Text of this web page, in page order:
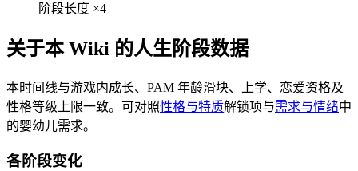
阶段长度 ×4
关于本 Wiki 的人生阶段数据
本时间线与游戏内成长、PAM 年龄滑块、上学、恋爱资格及
性格等级上限一致。可对照性格与特质解锁项与需求与情绪中
的婴幼儿需求。
各阶段变化